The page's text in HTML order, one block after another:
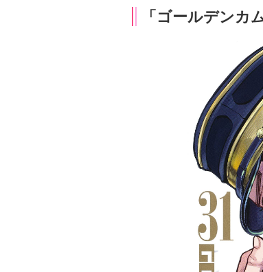
「ゴールデンカ